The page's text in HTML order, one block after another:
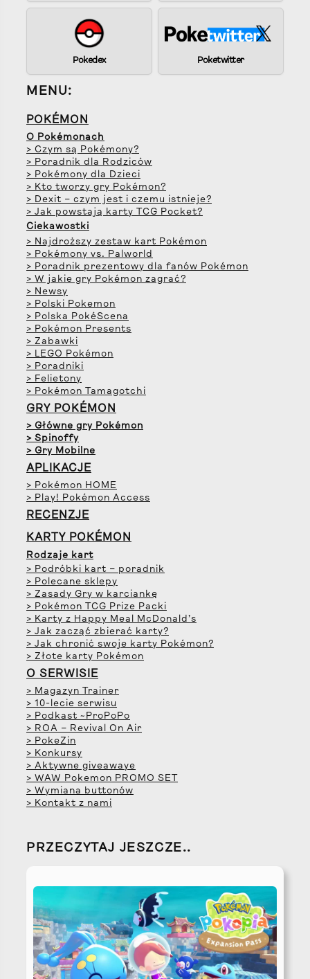
Pokedex Poketwitter
MENU:
POKÉMON
O Pokémonach
> Czym są Pokémony?
> Poradnik dla Rodziców
> Pokémony dla Dzieci
> Kto tworzy gry Pokémon?
> Dexit – czym jest i czemu istnieje?
> Jak powstają karty TCG Pocket?
Ciekawostki
> Najdroższy zestaw kart Pokémon
> Pokémony vs. Palworld
> Poradnik prezentowy dla fanów Pokémon
> W jakie gry Pokémon zagrać?
> Newsy
> Polski Pokemon
> Polska PokéScena
> Pokémon Presents
> Zabawki
> LEGO Pokémon
> Poradniki
> Felietony
> Pokémon Tamagotchi
GRY POKÉMON
> Główne gry Pokémon
> Spinoffy
> Gry Mobilne
APLIKACJE
> Pokémon HOME
> Play! Pokémon Access
RECENZJE
KARTY POKÉMON
Rodzaje kart
> Podróbki kart – poradnik
> Polecane sklepy
> Zasady Gry w karciankę
> Pokémon TCG Prize Packi
> Karty z Happy Meal McDonald’s
> Jak zacząć zbierać karty?
> Jak chronić swoje karty Pokémon?
> Złote karty Pokémon
O SERWISIE
> Magazyn Trainer
> 10-lecie serwisu
> Podkast ~ProPoPo
> ROA – Revival On Air
> PokeZin
> Konkursy
> Aktywne giveawaye
> WAW Pokemon PROMO SET
> Wymiana buttonów
> Kontakt z nami
PRZECZYTAJ JESZCZE..